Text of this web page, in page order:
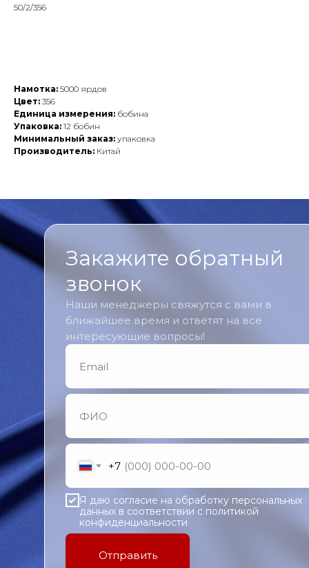
50/2/356
Намотка: 5000 ярдов
Цвет: 356
Единица измерения: бобина
Упаковка: 12 бобин
Минимальный заказ: упаковка
Производитель: Китай
Закажите обратный
звонок
Наши менеджеры свяжутся с вами в
ближайшее время и ответят на все
интересующие вопросы!
+7
Я даю согласие на обработку персональных
данных в соответствии с политикой
конфиденциальности
Отправить